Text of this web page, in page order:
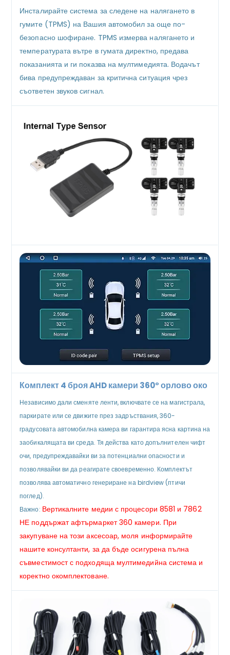
Инсталирайте система за следене на налягането в
гумите (TPMS) на Вашия автомобил за още по-
безопасно шофиране. TPMS измерва налягането и
температурата вътре в гумата директно, предава
показанията и ги показва на мултимедията. Водачът
бива предупреждаван за критична ситуация чрез
съответен звуков сигнал.
Комплект 4 броя AHD камери 360° орлово око
Независимо дали сменяте ленти, включвате се на магистрала,
паркирате или се движите през задръствания, 360-
градусовата автомобилна камера ви гарантира ясна картина на
заобикалящата ви среда. Тя действа като допълнителен чифт
очи, предупреждавайки ви за потенциални опасности и
позволявайки ви да реагирате своевременно. Комплектът
позволява автоматично генериране на birdview (птичи
поглед).
Важно: Вертикалните медии с процесори 8581 и 7862
НЕ поддържат афтърмаркет 360 камери. При
закупуване на този аксесоар, моля информирайте
нашите консултанти, за да бъде осигурена пълна
съвместимост с подходяща мултимедийна система и
коректно окомплектоване.